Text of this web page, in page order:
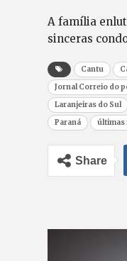
A família
sinceras
Cantu
Jornal Correio do
Laranjeiras do Sul
Paraná
últimas
Share